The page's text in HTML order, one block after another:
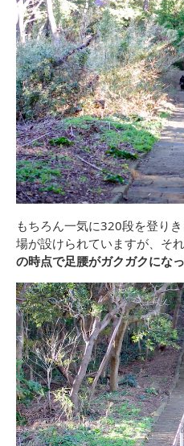
もちろん一気に320段を登り
場が設けられていますが、そ
の時点で足腰がガクガクにな